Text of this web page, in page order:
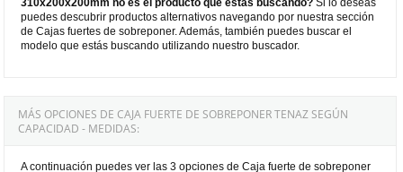
puedes descubrir productos alternativos navegando por nuestra sección
de Cajas fuertes de sobreponer. Además, también puedes buscar el
modelo que estás buscando utilizando nuestro buscador.
MÁS OPCIONES DE CAJA FUERTE DE SOBREPONER TENAZ SEGÚN
CAPACIDAD - MEDIDAS:
A continuación puedes ver las 3 opciones de Caja fuerte de sobreponer